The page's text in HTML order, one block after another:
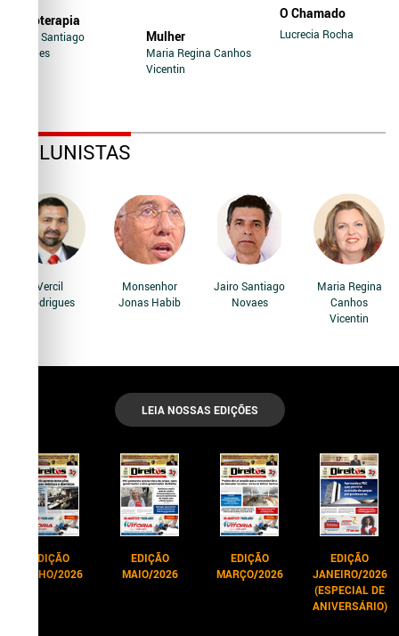
Soroterapia
Jairo Santiago
Novaes
Mulher
Maria Regina Canhos
Vicentin
O Chamado
Lucrecia Rocha
COLUNISTAS
Vercil
Rodrigues
Monsenhor
Jonas Habib
Jairo Santiago
Novaes
Maria Regina
Canhos
Vicentin
LEIA NOSSAS EDIÇÕES
EDIÇÃO
JUNHO/2026
EDIÇÃO
MAIO/2026
EDIÇÃO
MARÇO/2026
EDIÇÃO
JANEIRO/2026
(ESPECIAL DE
ANIVERSÁRIO)